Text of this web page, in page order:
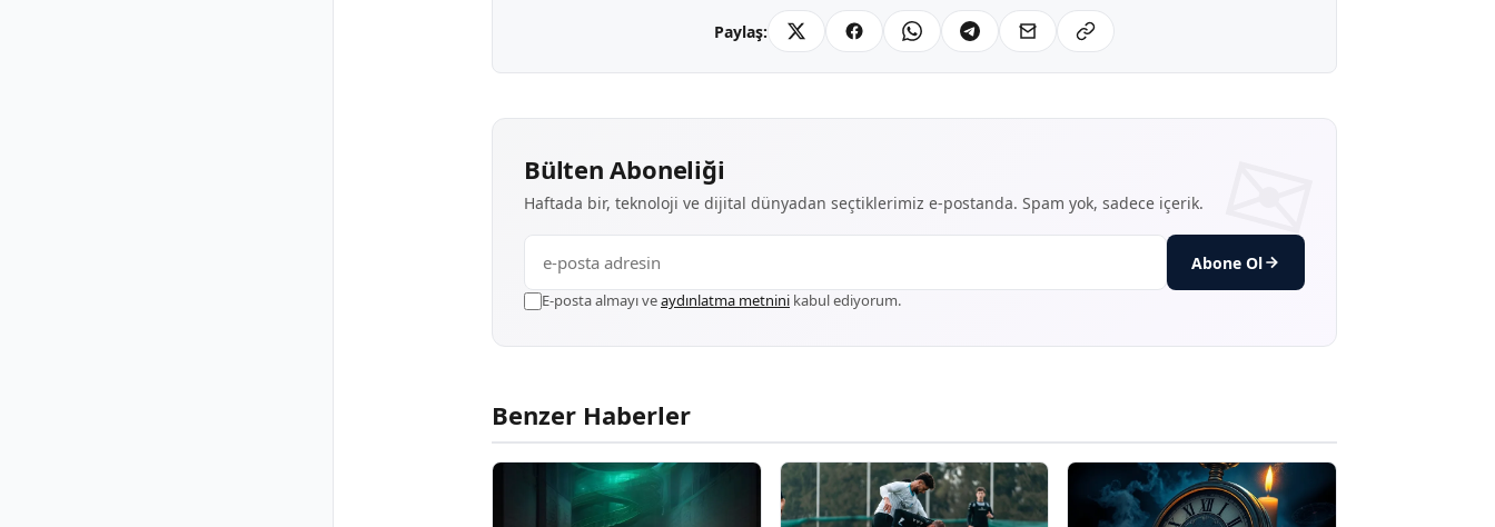
Paylaş:
Bülten Aboneliği
Haftada bir, teknoloji ve dijital dünyadan seçtiklerimiz e-postanda. Spam yok, sadece içerik.
Abone Ol
E-posta almayı veaydınlatma metnini kabul ediyorum.
Benzer Haberler